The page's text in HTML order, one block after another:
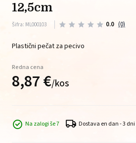
12,5cm
Šifra: ML000103 0.0 (0)
Plastični pečat za pecivo
Redna cena
8,87€/kos
Na zalogi še 7 Dostava en dan - 3 dni